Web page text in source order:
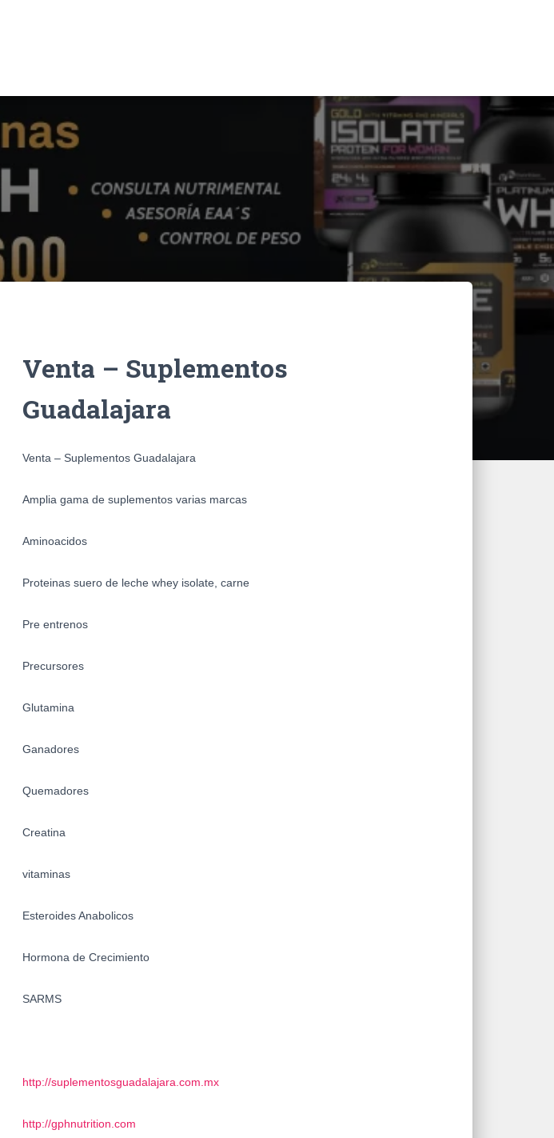
Venta – Suplementos
Guadalajara
Venta – Suplementos Guadalajara
Amplia gama de suplementos varias marcas
Aminoacidos
Proteinas suero de leche whey isolate, carne
Pre entrenos
Precursores
Glutamina
Ganadores
Quemadores
Creatina
vitaminas
Esteroides Anabolicos
Hormona de Crecimiento
SARMS
http://suplementosguadalajara.com.mx
http://gphnutrition.com